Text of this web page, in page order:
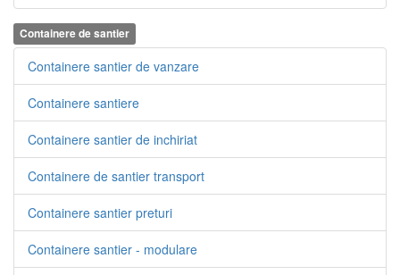
Containere de santier
Containere santier de vanzare
Containere santiere
Containere santier de inchiriat
Containere de santier transport
Containere santier preturi
Containere santier - modulare